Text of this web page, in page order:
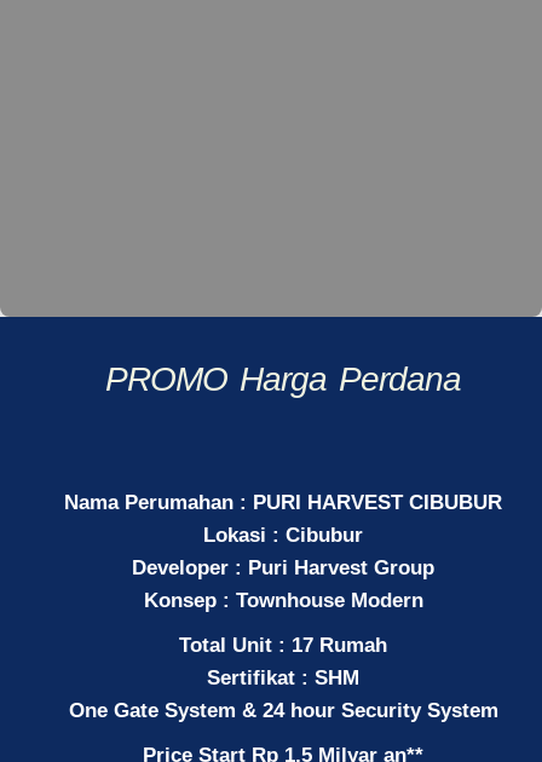
PROMO Harga Perdana
Nama Perumahan : PURI HARVEST CIBUBUR
Lokasi : Cibubur
Developer : Puri Harvest Group
Konsep : Townhouse Modern
Total Unit : 17 Rumah
Sertifikat : SHM
One Gate System & 24 hour Security System
Price Start Rp 1,5 Milyar an**